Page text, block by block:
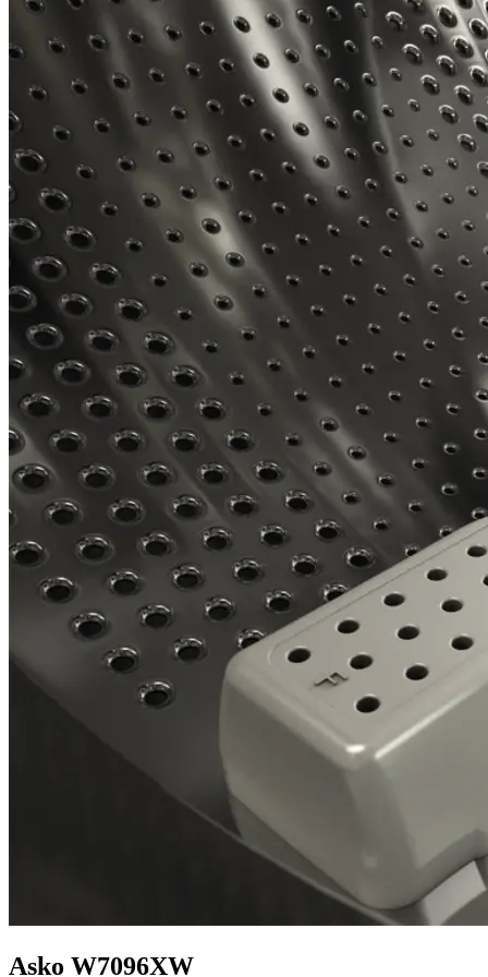
Asko W7096XW